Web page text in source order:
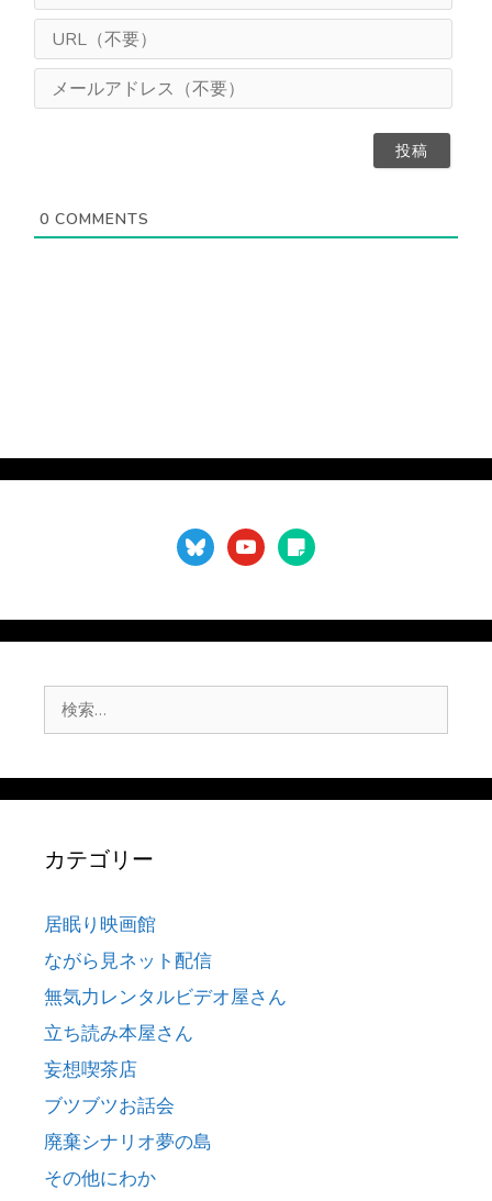
ま
（
意
L
（
0 COMMENTS
blueskyyoutubesticky-
note
索:
カテゴリー
居眠り映画館
ながら見ネット配信
無気力レンタルビデオ屋さん
立ち読み本屋さん
妄想喫茶店
ブツブツお話会
廃棄シナリオ夢の島
その他にわか